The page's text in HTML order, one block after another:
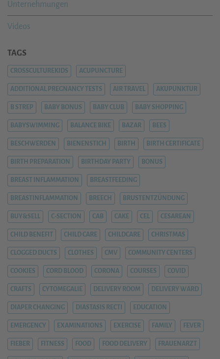
Unternehmungen
Videos
TAGS
CROSSCULTUREKIDS ACUPUNCTURE
ADDITIONAL PREGNANCY TESTS AIR TRAVEL AKUPUNKTUR
B STREP BABY BONUS BABY CLUB BABY SHOPPING
BABYSWIMMING BALANCE BIKE BAZAR BEES
BESCHWERDEN BIENENSTICH BIRTH BIRTH CERTIFICATE
BIRTH PREPARATION BIRTHDAY PARTY BONUS
BREAST INFLAMMATION BREASTFEEDING
BREASTINFLAMMATION BREECH BRUSTENTZÜNDUNG
BUY&SELL C-SECTION CAB CAKE CEL CESAREAN
CHILD BENEFIT CHILD CARE CHILDCARE CHRISTMAS
CLOGGED DUCTS CLOTHES CMV COMMUNITY CENTERS
COOKIES CORD BLOOD CORONA COURSES COVID
CRAFTS CYTOMEGALIE DELIVERY ROOM DELIVERY WARD
DIAPER CHANGING DIASTASIS RECTI EDUCATION
EMERGENCY EXAMINATIONS EXERCISE FAMILY FEVER
FIEBER FITNESS FOOD FOOD DELIVERY FRAUENARZT